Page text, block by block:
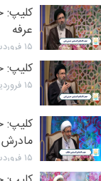
کلیپ:
عرفه
۱۵ فروردین ۱۴۰۵
کلیپ:
۱۵ فروردین ۱۴۰۵
کلیپ:
مادرش
۱۵ فروردین ۱۴۰۵